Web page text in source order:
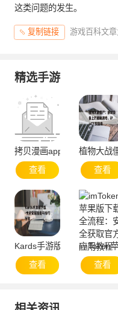
这类问题的发生。
复制链接 游戏百科文
精选手游
拷贝漫画app官方网站-便
查看
植物大战
查看
Kards手游版下载-快速安
查看
imToken
查看